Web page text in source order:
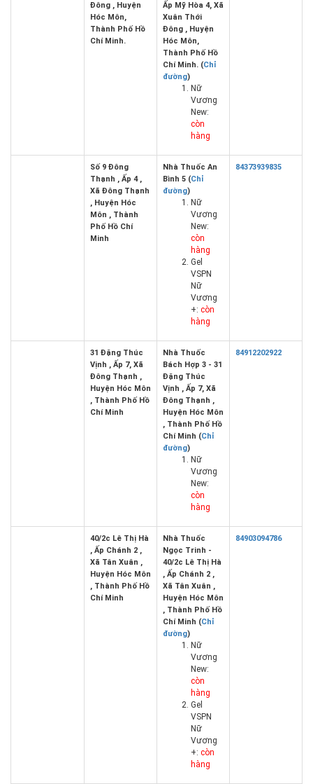
Đông , Huyện
Hóc Môn,
Thành Phố Hồ
Chí Minh.
Ấp Mỹ Hòa 4, Xã
Xuân Thới
Đông , Huyện
Hóc Môn,
Thành Phố Hồ
Chí Minh. (Chỉ
đường)
Nữ
Vương
New:
còn
hàng
Số 9 Đông
Thạnh , Ấp 4 ,
Xã Đông Thạnh
, Huyện Hóc
Môn , Thành
Phố Hồ Chí
Minh
Nhà Thuốc An
Bình 5 (Chỉ
đường)
Nữ
Vương
New:
còn
hàng
Gel
VSPN
Nữ
Vương
+: còn
hàng
84373939835
31 Đặng Thúc
Vịnh , Ấp 7, Xã
Đông Thạnh ,
Huyện Hóc Môn
, Thành Phố Hồ
Chí Minh
Nhà Thuốc
Bách Hợp 3 - 31
Đặng Thúc
Vịnh , Ấp 7, Xã
Đông Thạnh ,
Huyện Hóc Môn
, Thành Phố Hồ
Chí Minh (Chỉ
đường)
Nữ
Vương
New:
còn
hàng
84912202922
40/2c Lê Thị Hà
, Ấp Chánh 2 ,
Xã Tân Xuân ,
Huyện Hóc Môn
, Thành Phố Hồ
Chí Minh
Nhà Thuốc
Ngọc Trinh -
40/2c Lê Thị Hà
, Ấp Chánh 2 ,
Xã Tân Xuân ,
Huyện Hóc Môn
, Thành Phố Hồ
Chí Minh (Chỉ
đường)
Nữ
Vương
New:
còn
hàng
Gel
VSPN
Nữ
Vương
+: còn
hàng
84903094786